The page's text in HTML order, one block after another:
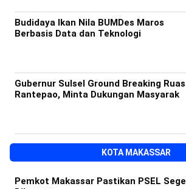
Budidaya Ikan Nila BUMDes Maros
Berbasis Data dan Teknologi
Gubernur Sulsel Ground Breaking Ruas
Rantepao, Minta Dukungan Masyarak
KOTA MAKASSAR
Pemkot Makassar Pastikan PSEL